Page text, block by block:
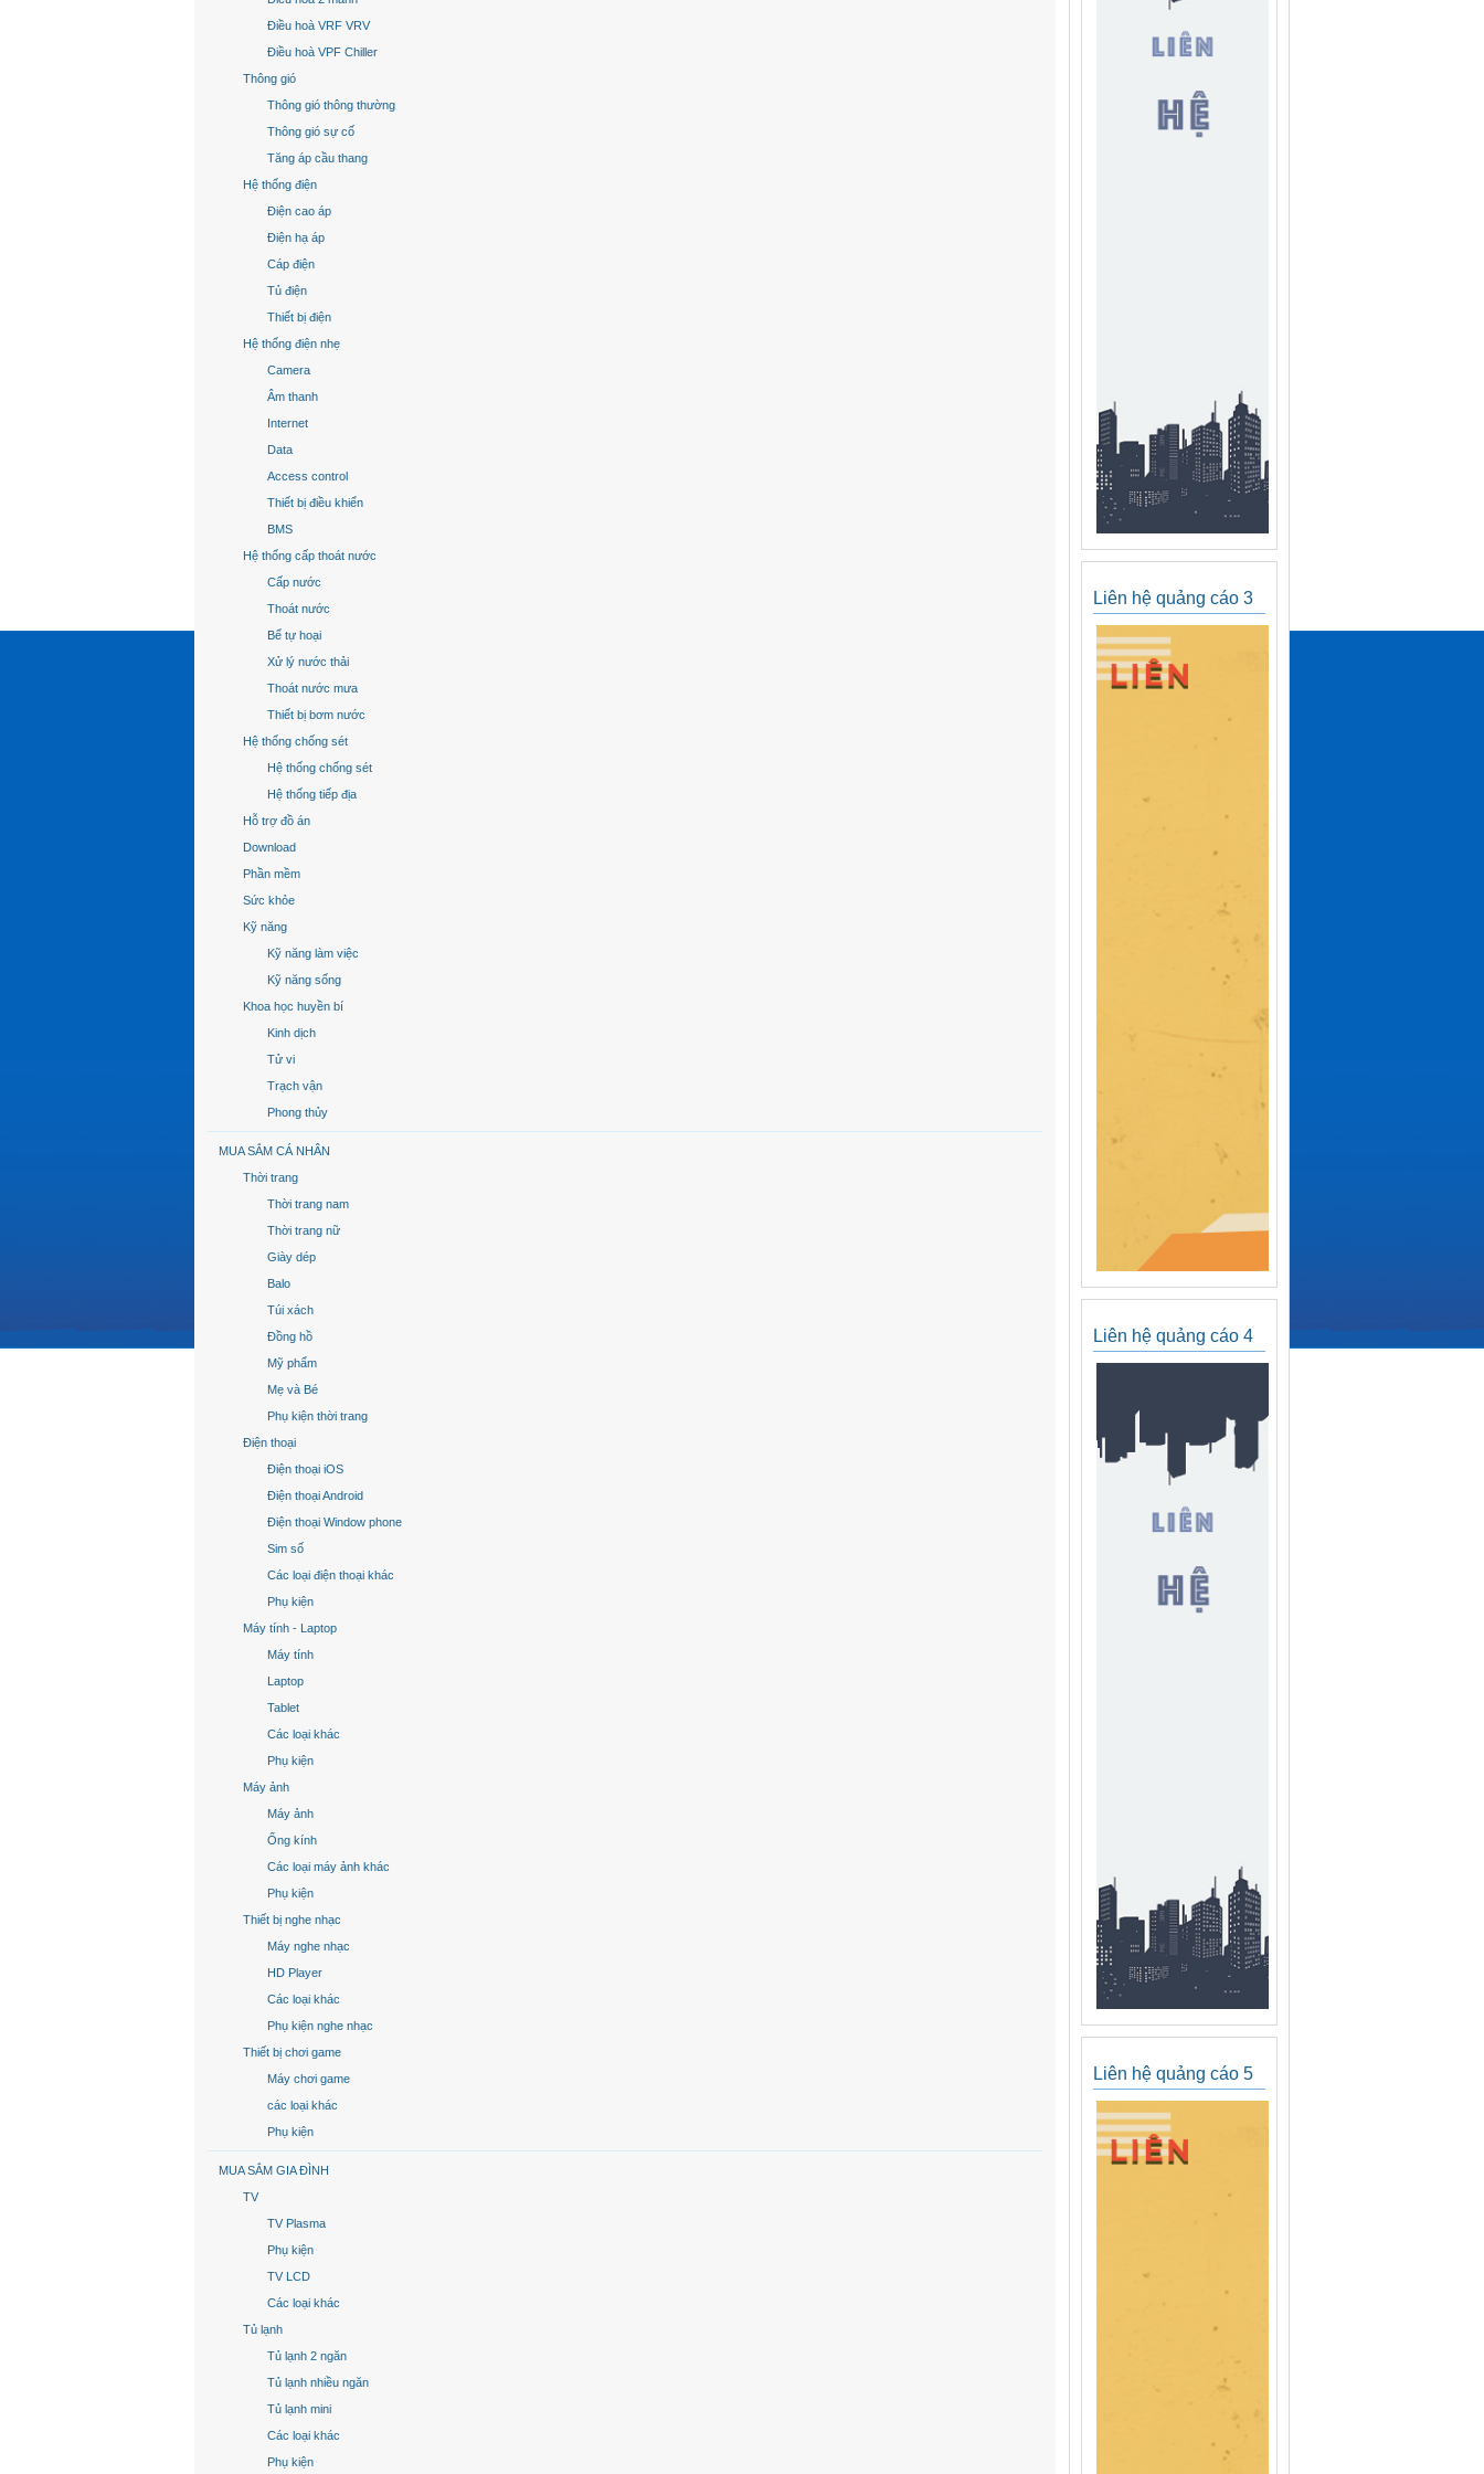
Điều hoà VRF VRV
Điều hoà VPF Chiller
Thông gió
Thông gió thông thường
Thông gió sự cố
Tăng áp cầu thang
Hệ thống điện
Điện cao áp
Điện hạ áp
Cáp điện
Tủ điện
Thiết bị điện
Hệ thống điện nhẹ
Camera
Âm thanh
Internet
Data
Access control
Thiết bị điều khiển
BMS
Hệ thống cấp thoát nước
Cấp nước
Thoát nước
Bể tự hoại
Xử lý nước thải
Thoát nước mưa
Thiết bị bơm nước
Hệ thống chống sét
Hệ thống chống sét
Hệ thống tiếp địa
Hỗ trợ đồ án
Download
Phần mềm
Sức khỏe
Kỹ năng
Kỹ năng làm việc
Kỹ năng sống
Khoa học huyền bí
Kinh dịch
Tử vi
Trạch vận
Phong thủy
MUA SẮM CÁ NHÂN
Thời trang
Thời trang nam
Thời trang nữ
Giày dép
Balo
Túi xách
Đồng hồ
Mỹ phẩm
Mẹ và Bé
Phụ kiện thời trang
Điện thoại
Điện thoại iOS
Điện thoại Android
Điện thoại Window phone
Sim số
Các loại điện thoại khác
Phụ kiện
Máy tính - Laptop
Máy tính
Laptop
Tablet
Các loại khác
Phụ kiện
Máy ảnh
Máy ảnh
Ống kính
Các loại máy ảnh khác
Phụ kiện
Thiết bị nghe nhạc
Máy nghe nhạc
HD Player
Các loại khác
Phụ kiện nghe nhạc
Thiết bị chơi game
Máy chơi game
các loại khác
Phụ kiện
MUA SẮM GIA ĐÌNH
TV
TV Plasma
Phụ kiện
TV LCD
Các loại khác
Tủ lạnh
Tủ lạnh 2 ngăn
Tủ lạnh nhiều ngăn
Tủ lạnh mini
Các loại khác
Phụ kiện
Liên hệ quảng cáo 3
Liên hệ quảng cáo 4
Liên hệ quảng cáo 5